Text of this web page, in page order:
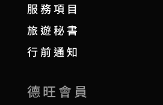
服務項目
旅遊秘書
行前通知
德旺會員